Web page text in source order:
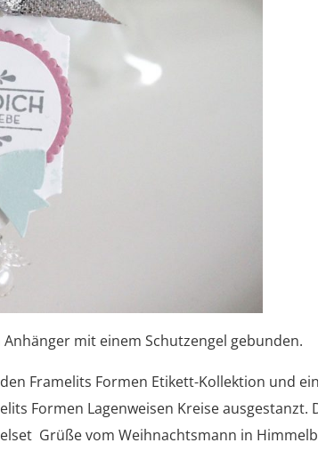
mit einem Schutzengel gebunden.
Framelits Formen Etikett-Kollektion und
Formen Lagenweisen Kreise ausgestanzt.
Grüße vom Weihnachtsmann in